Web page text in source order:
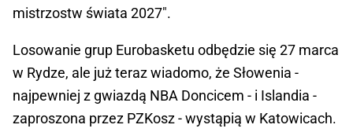
mistrzostw świata 2027".
Losowanie grup Eurobasketu odbędzie się 27 marca
w Rydze, ale już teraz wiadomo, że Słowenia -
najpewniej z gwiazdą NBA Doncicem - i Islandia -
zaproszona przez PZKosz - wystąpią w Katowicach.